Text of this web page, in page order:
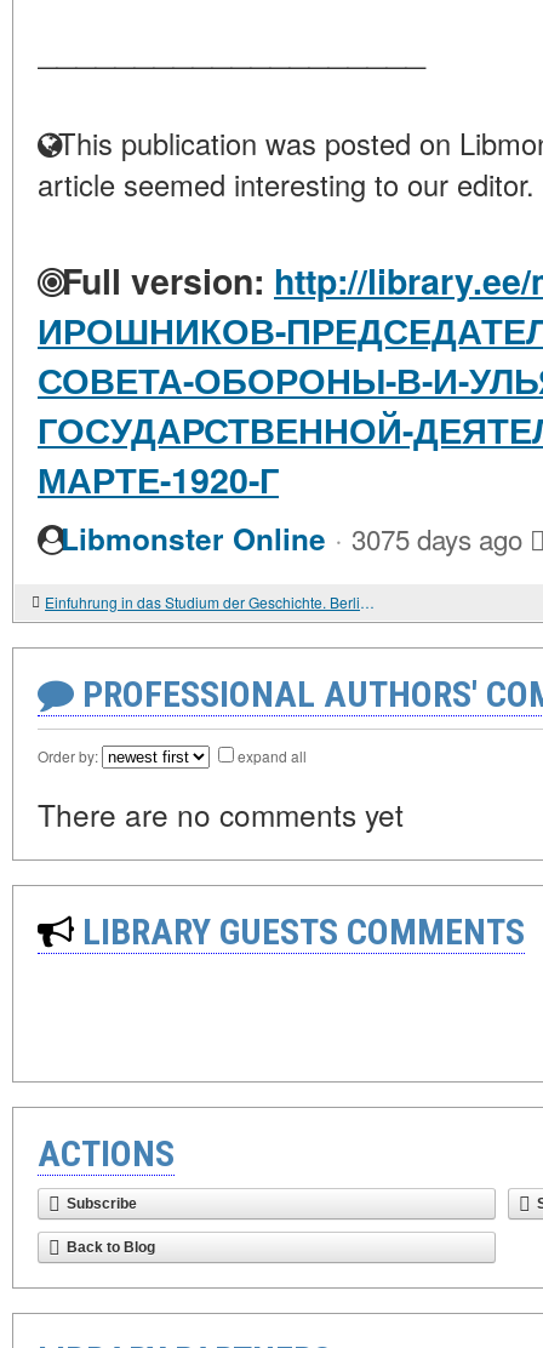
This publication was posted on
article seemed interesting to our editor.
Full version: http://
ИРОШНИКОВ-
СОВЕТА-ОБОРОНЫ-В-И-
ГОСУДАРСТВЕННОЙ-
МАРТЕ-1920-Г
Libmonster Online · 3075 days ago
Einfuhrung in das Studium der Geschichte. Berlin. 1979. 586 S.
PROFESSIONAL AUTHORS'
Order by: expand all
There are no comments yet
LIBRARY GUESTS COMMENTS
ACTIONS
Subscribe
Back to Blog